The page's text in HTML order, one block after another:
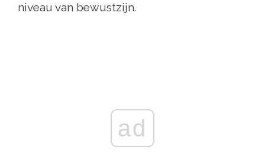
niveau van bewustzijn.
ad